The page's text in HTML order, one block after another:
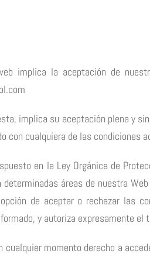
implica la aceptación de
implica su aceptación plena y
con cualquiera de las condiciones
en la Ley Orgánica de
determinadas áreas de nuestra
de aceptar o rechazar las
y autoriza expresamente el
cualquier momento derecho a